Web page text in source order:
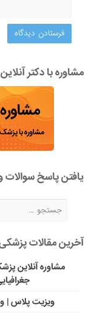
مشاوره با دکتر آنلاین
یافتن پاسخ سوالات
آخرین مقالات
مشاوره آنلاین
ویزیت پلاس |